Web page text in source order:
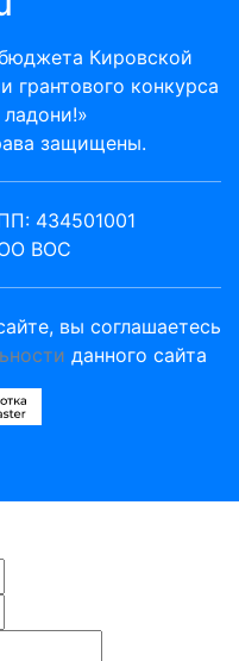
Кировской
грантового конкурса
защищены.
434501001
ВОС
вы соглашаетесь
данного сайта